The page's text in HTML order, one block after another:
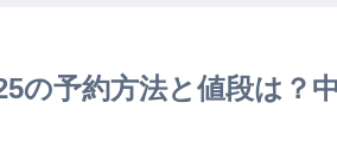
の予約方法と値段は？